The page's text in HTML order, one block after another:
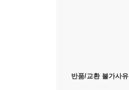
반품/교환 불가사유